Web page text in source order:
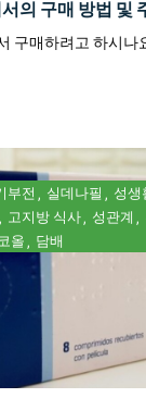
의 구매 방법 및
구매하려고 하시나
부전 실데나필 성생
고지방 식사 성관계
올 담배